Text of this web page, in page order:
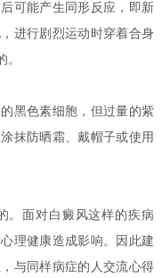
可能产生同形反应，即新
进行剧烈运动时穿着合身
黑色素细胞，但过量的紫
抹防晒霜、戴帽子或使用
面对白癜风这样的疾病
理健康造成影响。因此建
与同样病症的人交流心得